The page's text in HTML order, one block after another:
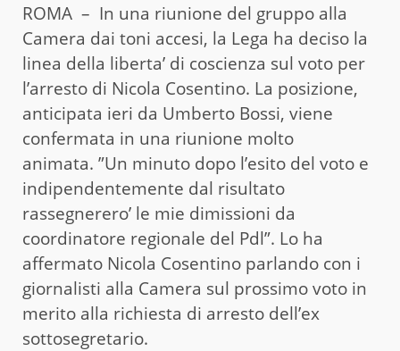
ROMA – In una riunione del gruppo alla
Camera dai toni accesi, la Lega ha deciso la
linea della liberta’ di coscienza sul voto per
l’arresto di Nicola Cosentino. La posizione,
anticipata ieri da Umberto Bossi, viene
confermata in una riunione molto
animata. ”Un minuto dopo l’esito del voto e
indipendentemente dal risultato
rassegnerero’ le mie dimissioni da
coordinatore regionale del Pdl”. Lo ha
affermato Nicola Cosentino parlando con i
giornalisti alla Camera sul prossimo voto in
merito alla richiesta di arresto dell’ex
sottosegretario.